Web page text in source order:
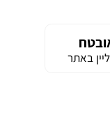
באתר